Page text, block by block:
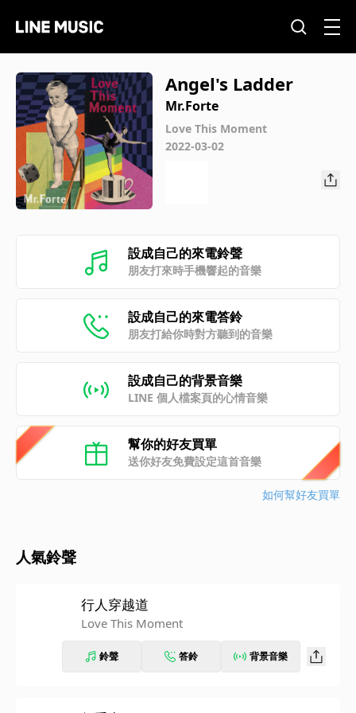
Angel's Ladder
Mr.Forte
Love This Moment
2022-03-02
設成自己的來電鈴聲
朋友打來時手機響起的音樂
設成自己的來電答鈴
朋友打給你時對方聽到的音樂
設成自己的背景音樂
LINE 個人檔案頁的心情音樂
幫你的好友買單
送你好友免費設定這首音樂
如何幫好友買單
人氣鈴聲
行人穿越道
Love This Moment
鈴聲 答鈴 背景音樂